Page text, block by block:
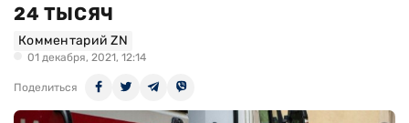
24 ТЫСЯЧ
Комментарий ZN
01 декабря, 2021, 12:14
Поделиться